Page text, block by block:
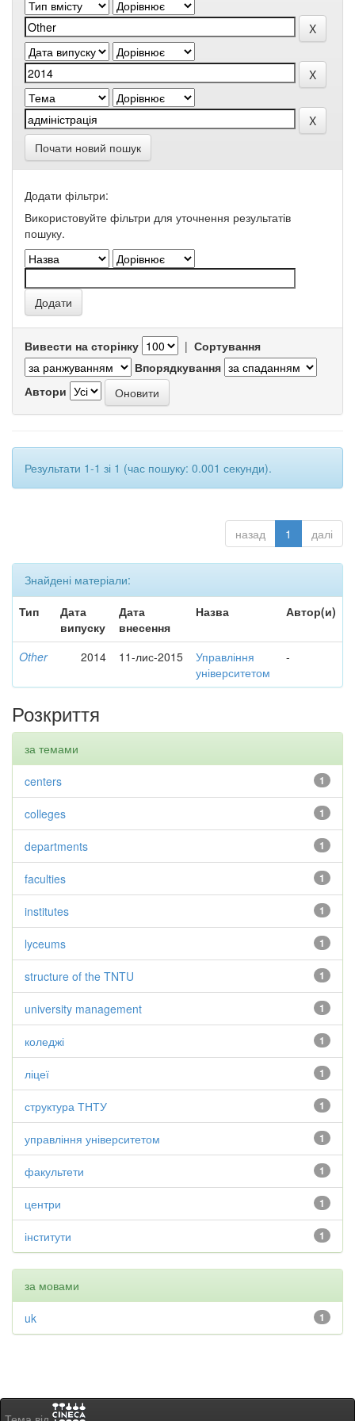
Почати новий пошук
Додати фільтри:
Використовуйте фільтри для уточнення результатів
пошуку.
Вивести на сторінку | Сортування
Впорядкування
Автори
Результати 1-1 зі 1 (час пошуку: 0.001 секунди).
назад 1 далі
Знайдені матеріали:
Тип
Дата
випуску
Дата
внесення
Назва Автор(и)
Other 2014 11-лис-2015
Управління
університетом
-
Розкриття
за темами
1
centers
1
colleges
1
departments
1
faculties
1
institutes
1
lyceums
1
structure of the TNTU
1
university management
1
коледжі
1
ліцеї
1
структура ТНТУ
1
управління університетом
1
факультети
1
центри
1
інститути
за мовами
1
uk